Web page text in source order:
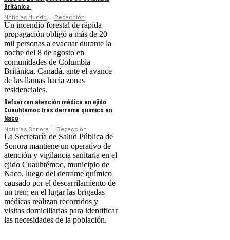
Británica
Noticias Mundo Redacción
Un incendio forestal de rápida
propagación obligó a más de 20
mil personas a evacuar durante la
noche del 8 de agosto en
comunidades de Columbia
Británica, Canadá, ante el avance
de las llamas hacia zonas
residenciales.
Refuerzan atención médica en ejido
Cuauhtémoc tras derrame químico en
Naco
Noticias Sonora Redacción
La Secretaría de Salud Pública de
Sonora mantiene un operativo de
atención y vigilancia sanitaria en el
ejido Cuauhtémoc, municipio de
Naco, luego del derrame químico
causado por el descarrilamiento de
un tren; en el lugar las brigadas
médicas realizan recorridos y
visitas domiciliarias para identificar
las necesidades de la población.